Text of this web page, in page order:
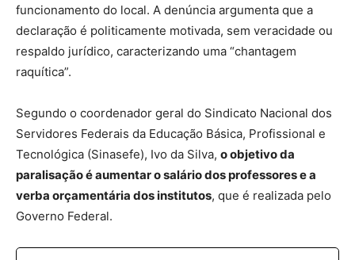
funcionamento do local. A denúncia argumenta que a
declaração é politicamente motivada, sem veracidade ou
respaldo jurídico, caracterizando uma “chantagem
raquítica”.
Segundo o coordenador geral do Sindicato Nacional dos
Servidores Federais da Educação Básica, Profissional e
Tecnológica (Sinasefe), Ivo da Silva, o objetivo da
paralisação é aumentar o salário dos professores e a
verba orçamentária dos institutos, que é realizada pelo
Governo Federal.